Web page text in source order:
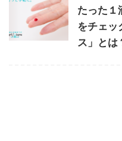
たった１
をチェッ
ス」とは